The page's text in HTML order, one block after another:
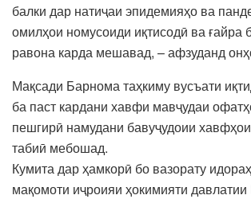
балки дар натиҷаи эпидемияҳо ва
омилҳои номусоиди иқтисодӣ ва ғайра
равона карда мешавад, – афзуданд
Мақсади Барнома таҳкиму вусъати
ба паст кардани хавфи мавҷудаи
пешгирӣ намудани бавуҷудоии
табиӣ мебошад.
Кумита дар ҳамкорӣ бо вазорату
мақомоти иҷроияи ҳокимияти